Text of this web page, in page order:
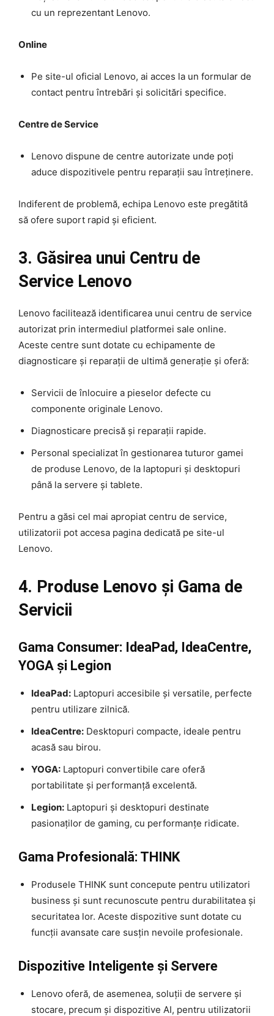
cu un reprezentant Lenovo.
Online
Pe site-ul oficial Lenovo, ai acces la un formular de
contact pentru întrebări și solicitări specifice.
Centre de Service
Lenovo dispune de centre autorizate unde poți
aduce dispozitivele pentru reparații sau întreținere.
Indiferent de problemă, echipa Lenovo este pregătită
să ofere suport rapid și eficient.
3. Găsirea unui Centru de
Service Lenovo
Lenovo facilitează identificarea unui centru de service
autorizat prin intermediul platformei sale online.
Aceste centre sunt dotate cu echipamente de
diagnosticare și reparații de ultimă generație și oferă:
Servicii de înlocuire a pieselor defecte cu
componente originale Lenovo.
Diagnosticare precisă și reparații rapide.
Personal specializat în gestionarea tuturor gamei
de produse Lenovo, de la laptopuri și desktopuri
până la servere și tablete.
Pentru a găsi cel mai apropiat centru de service,
utilizatorii pot accesa pagina dedicată pe site-ul
Lenovo.
4. Produse Lenovo și Gama de
Servicii
Gama Consumer: IdeaPad, IdeaCentre,
YOGA și Legion
IdeaPad: Laptopuri accesibile și versatile, perfecte
pentru utilizare zilnică.
IdeaCentre: Desktopuri compacte, ideale pentru
acasă sau birou.
YOGA: Laptopuri convertibile care oferă
portabilitate și performanță excelentă.
Legion: Laptopuri și desktopuri destinate
pasionaților de gaming, cu performanțe ridicate.
Gama Profesională: THINK
Produsele THINK sunt concepute pentru utilizatori
business și sunt recunoscute pentru durabilitatea și
securitatea lor. Aceste dispozitive sunt dotate cu
funcții avansate care susțin nevoile profesionale.
Dispozitive Inteligente și Servere
Lenovo oferă, de asemenea, soluții de servere și
stocare, precum și dispozitive AI, pentru utilizatorii